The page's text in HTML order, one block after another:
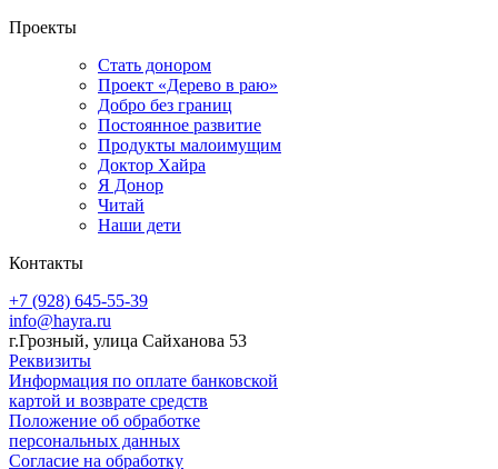
Проекты
Стать донором
Проект «Дерево в раю»
Добро без границ
Постоянное развитие
Продукты малоимущим
Доктор Хайра
Я Донор
Читай
Наши дети
Контакты
+7 (928) 645-55-39
info@hayra.ru
г.Грозный, улица Сайханова 53
Реквизиты
Информация по оплате банковской
картой и возврате средств
Положение об обработке
персональных данных
Согласие на обработку